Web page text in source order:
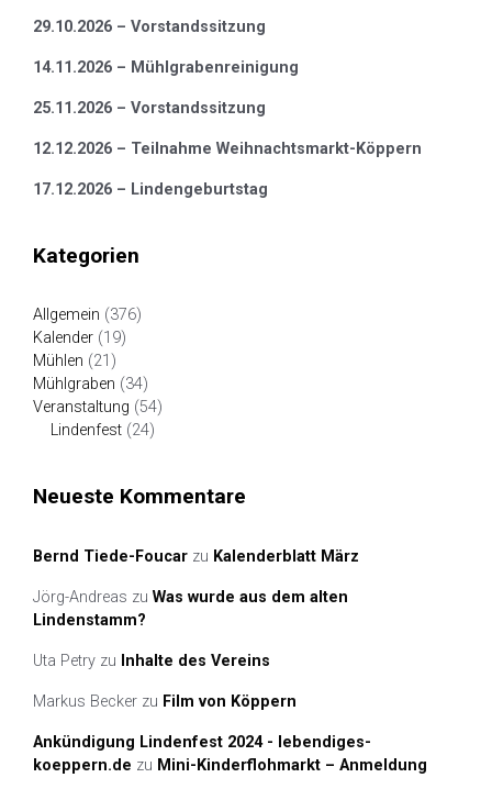
29.10.2026 – Vorstandssitzung
14.11.2026 – Mühlgrabenreinigung
25.11.2026 – Vorstandssitzung
12.12.2026 – Teilnahme Weihnachtsmarkt-Köppern
17.12.2026 – Lindengeburtstag
Kategorien
Allgemein (376)
Kalender (19)
Mühlen (21)
Mühlgraben (34)
Veranstaltung (54)
Lindenfest (24)
Neueste Kommentare
Bernd Tiede-Foucar zu Kalenderblatt März
Jörg-Andreas zu Was wurde aus dem alten
Lindenstamm?
Uta Petry zu Inhalte des Vereins
Markus Becker zu Film von Köppern
Ankündigung Lindenfest 2024 - lebendiges-
koeppern.de zu Mini-Kinderflohmarkt – Anmeldung